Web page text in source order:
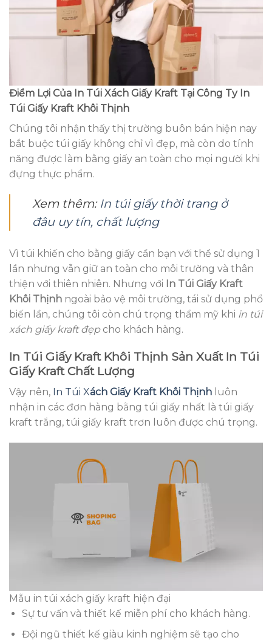
Điểm Lợi Của In Túi Xách Giấy Kraft Tại Công Ty In
Túi Giấy Kraft Khôi Thịnh
Chúng tôi nhận thấy thị trường buôn bán hiện nay
bắt buộc túi giấy không chỉ vì đẹp, mà còn do tính
năng được làm bằng giấy an toàn cho mọi người khi
đựng thực phẩm.
Xem thêm: In túi giấy thời trang ở
đâu uy tín, chất lượng
Vì túi khiến cho bằng giấy cần bạn với thể sử dụng 1
lần nhưng vẫn giữ an toàn cho môi trường và thân
thiện với thiên nhiên. Nhưng với In Túi Giấy Kraft
Khôi Thịnh ngoài bảo vệ môi trường, tái sử dụng phổ
biến lần, chúng tôi còn chú trọng thẩm mỹ khi in túi
xách giấy kraft đẹpcho khách hàng.
In Túi Giấy Kraft Khôi Thịnh Sản Xuất In Túi
Giấy Kraft Chất Lượng
Vậy nên, In Túi Xách Giấy Kraft Khôi Thịnh luôn
nhận in các đơn hàng bằng túi giấy nhất là túi giấy
kraft trắng, túi giấy kraft trơn luôn được chú trọng.
Mẫu in túi xách giấy kraft hiện đại
Sự tư vấn và thiết kế miễn phí cho khách hàng.
Đội ngũ thiết kế giàu kinh nghiệm sẽ tạo cho